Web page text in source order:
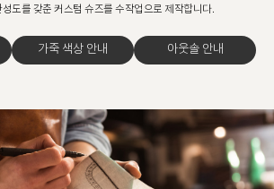
도를 갖춘 커스텀 슈즈를 수작업으로 제작합니다.
가죽 색상 안내 아웃솔 안내